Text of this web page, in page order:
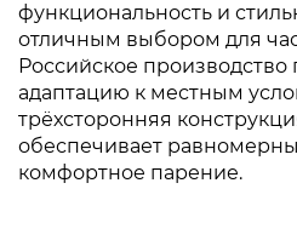
функциональность и
отличным выбором для
Российское производство
адаптацию к местным
трёхсторонняя
обеспечивает
комфортное парение.